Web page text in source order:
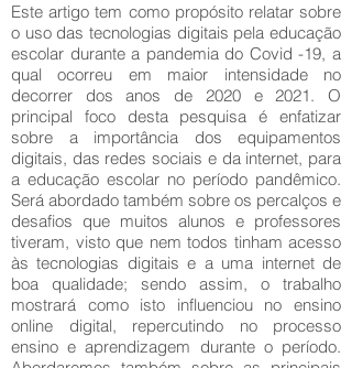
Este artigo tem como propósito relatar sobre
o uso das tecnologias digitais pela educação
escolar durante a pandemia do Covid -19, a
qual ocorreu em maior intensidade no
decorrer dos anos de 2020 e 2021. O
principal foco desta pesquisa é enfatizar
sobre a importância dos equipamentos
digitais, das redes sociais e da internet, para
a educação escolar no período pandêmico.
Será abordado também sobre os percalços e
desafios que muitos alunos e professores
tiveram, visto que nem todos tinham acesso
às tecnologias digitais e a uma internet de
boa qualidade; sendo assim, o trabalho
mostrará como isto influenciou no ensino
online digital, repercutindo no processo
ensino e aprendizagem durante o período.